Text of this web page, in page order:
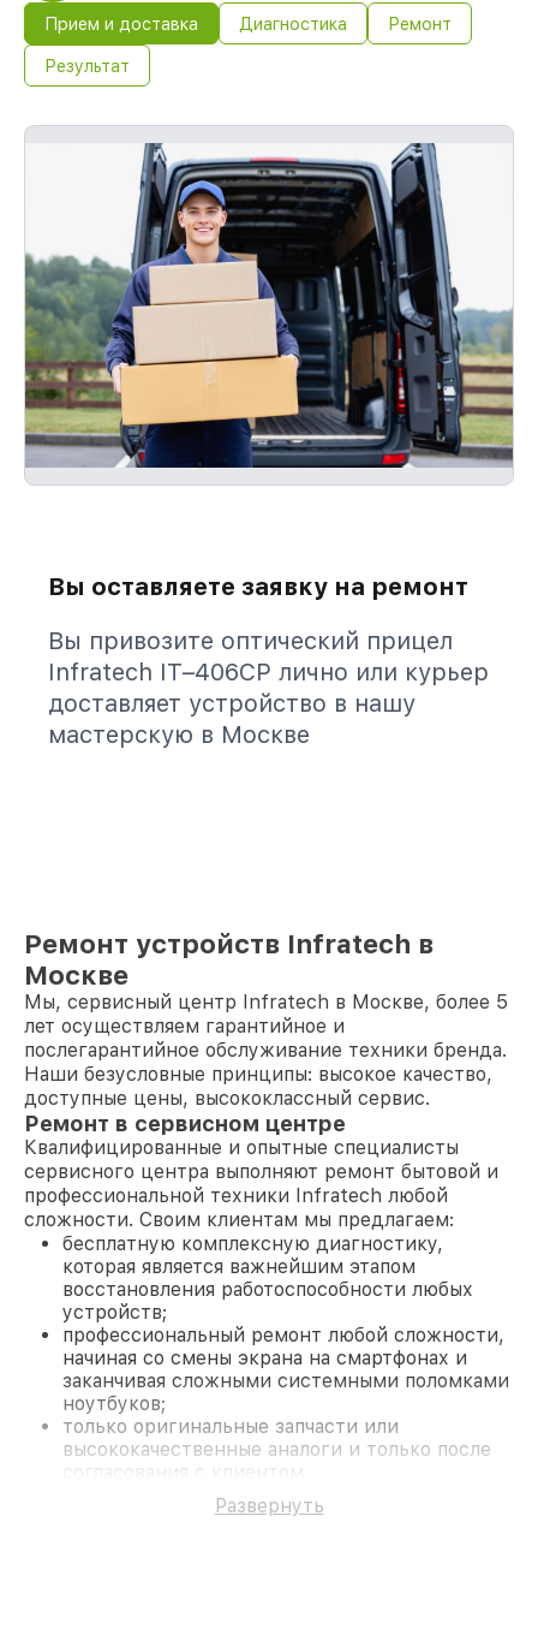
Прием и доставка Диагностика Ремонт
Результат
Вы оставляете заявку на ремонт
Вы привозите оптический прицел
Infratech IT–406СP лично или курьер
доставляет устройство в нашу
мастерскую в Москве
Ремонт устройств Infratech в
Москве
Мы, сервисный центр Infratech в Москве, более 5
лет осуществляем гарантийное и
послегарантийное обслуживание техники бренда.
Наши безусловные принципы: высокое качество,
доступные цены, высококлассный сервис.
Ремонт в сервисном центре
Квалифицированные и опытные специалисты
сервисного центра выполняют ремонт бытовой и
профессиональной техники Infratech любой
сложности. Своим клиентам мы предлагаем:
бесплатную комплексную диагностику,
которая является важнейшим этапом
восстановления работоспособности любых
устройств;
профессиональный ремонт любой сложности,
начиная со смены экрана на смартфонах и
заканчивая сложными системными поломками
ноутбуков;
только оригинальные запчасти или
высококачественные аналоги и только после
согласования с клиентом.
На все работы и замененные комплектующие
предоставляется длительная гарантия. В случае
Развернуть